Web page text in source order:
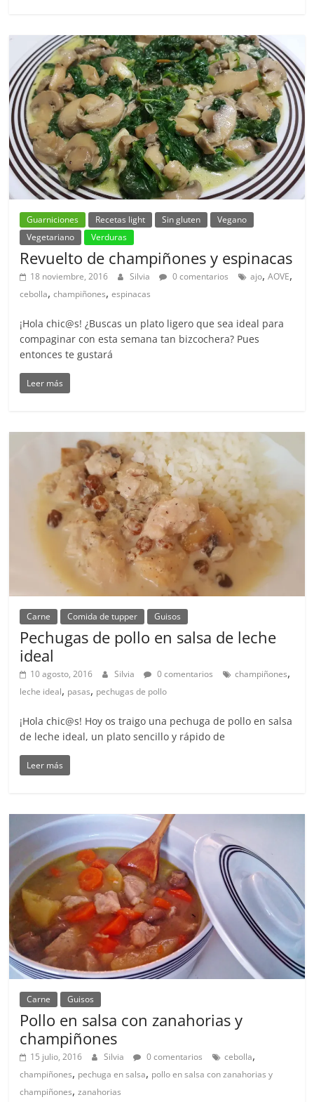
Guarniciones Recetas light Sin gluten
Vegano
Vegetariano
Verduras
Revuelto de champiñones y espinacas
18 noviembre, 2016 Silvia 0 comentarios ajo,AOVE,
cebolla,champiñones,espinacas
¡Hola chic@s! ¿Buscas un plato ligero que sea ideal para
compaginar con esta semana tan bizcochera? Pues
entonces te gustará
Leer más
Carne Comida de tupper Guisos
Pechugas de pollo en salsa de leche
ideal
10 agosto, 2016 Silvia 0 comentarios champiñones,
leche ideal, pasas, pechugas de pollo
¡Hola chic@s! Hoy os traigo una pechuga de pollo en salsa
de leche ideal, un plato sencillo y rápido de
Leer más
Carne Guisos
Pollo en salsa con zanahorias y
champiñones
15 julio, 2016 Silvia 0 comentarios cebolla,
champiñones, pechuga en salsa, pollo en salsa con zanahorias y
champiñones,zanahorias